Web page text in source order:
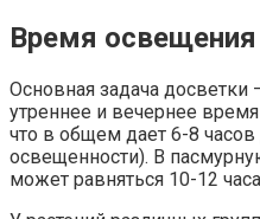
Время освещения
Основная задача
утреннее и вечернее
что в общем дает 6-8
освещенности). В
может равняться 10-12